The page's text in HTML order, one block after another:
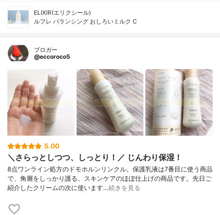
ELIXIR(エリクシール)
ルフレ バランシング おしろいミルク C
ブロガー
@eccoroco5
5.00
＼さらっとしつつ、しっとり！／ じんわり保湿！
8点ワンライン処方のドモホルンリンクル。保護乳液は7番目に使う商品
で、角層をしっかり護る、スキンケアのほぼ仕上げの商品です。先日ご
紹介したクリームの次に使います…続きを見る